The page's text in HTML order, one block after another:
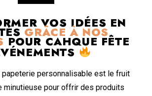
VOS IDÉES EN
GRÂCE À NOS
POUR CAHQUE FÊTE
papeterie personnalisable est le fruit
minutieuse pour offrir des produits